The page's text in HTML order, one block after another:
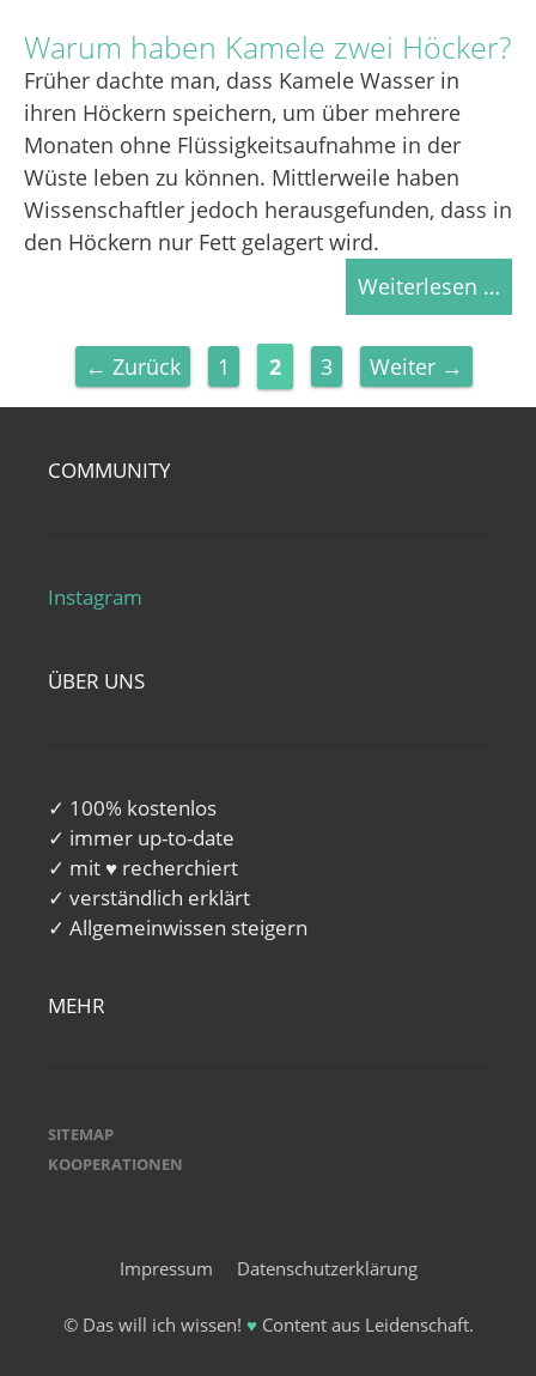
Warum haben Kamele zwei Höcker?
Früher dachte man, dass Kamele Wasser in
ihren Höckern speichern, um über mehrere
Monaten ohne Flüssigkeitsaufnahme in der
Wüste leben zu können. Mittlerweile haben
Wissenschaftler jedoch herausgefunden, dass in
den Höckern nur Fett gelagert wird.
Weiterlesen …
← Zurück Seite
1 Seite
2 Seite
3 Weiter →
COMMUNITY
Instagram
ÜBER UNS
✓ 100% kostenlos
✓ immer up-to-date
✓ mit ♥ recherchiert
✓ verständlich erklärt
✓ Allgemeinwissen steigern
MEHR
SITEMAP
KOOPERATIONEN
Impressum Datenschutzerklärung
© Das will ich wissen! ♥ Content aus Leidenschaft.